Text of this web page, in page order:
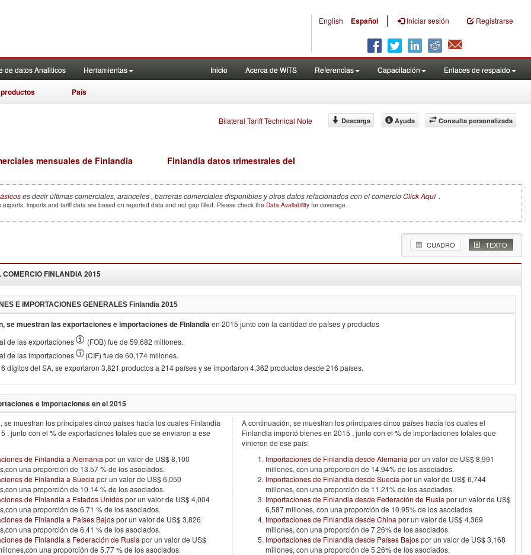
English Español | Iniciar sesión Registrarse
de datos Analiticos Herramientas Inicio Acerca de WITS Referencias Capacitación Enlaces de respaldo
País
Bilateral Tariff Technical Note Consulta personalizada
Descarga Ayuda
mensuales de Finlandia
Finlandia datos trimestrales del
es decir últimas comerciales, aranceles , barreras comerciales disponibles y otros datos relacionados con el comercioClick Aquí .
exports, imports and tariff data are based on reported data and not gap filled. Please check the Data Availability for coverage.
CUADRO TEXTO
COMERCIOFINLANDIA 2015
E IMPORTACIONES GENERALES Finlandia 2015
se muestran las exportaciones e importaciones deFinlandiaen 2015 junto con la cantidad de países y productos
de las exportaciones
(FOB) fue de 59,682 millones.
de las importaciones
(CIF) fue de 60,174 millones.
dígitos del SA, se exportaron 3,821 productos a 214 países y se importaron 4,362 productos desde 216 países.
e importaciones en el2015
se muestran los principales cinco países hacia los cuales Finlandia
, junto con el % de exportaciones totales que se enviaron a ese
de Finlandia a Alemania por un valor de US$ 8,100
una proporción de 13.57 % de los asociados.
de Finlandia a Suecia por un valor de US$ 6,050
una proporción de 10.14 % de los asociados.
de Finlandia a Estados Unidospor un valor de US$ 4,004
una proporción de 6.71 % de los asociados.
de Finlandia a Países Bajospor un valor de US$ 3,826
una proporción de 6.41 % de los asociados.
de Finlandia a Federación de Rusia por un valor de US$
una proporción de 5.77 % de los asociados.
A continuación, se muestran los principales cinco países hacia los cuales el
Finlandia importó bienes en 2015 , junto con el % de importaciones totales que
vinieron de ese país:
Importaciones de Finlandia desde Alemania por un valor de US$ 8,991
millones, con una proporción de 14.94% de los asociados.
Importaciones de Finlandia desde Suecia por un valor de US$ 6,744
millones, con una proporción de 11.21% de los asociados.
Importaciones de Finlandia desde Federación de Rusia por un valor de US$
6,587 millones, con una proporción de 10.95% de los asociados.
Importaciones de Finlandia desde China por un valor de US$ 4,369
millones, con una proporción de 7.26% de los asociados.
Importaciones de Finlandia desde Países Bajospor un valor de US$ 3,168
millones, con una proporción de 5.26% de los asociados.